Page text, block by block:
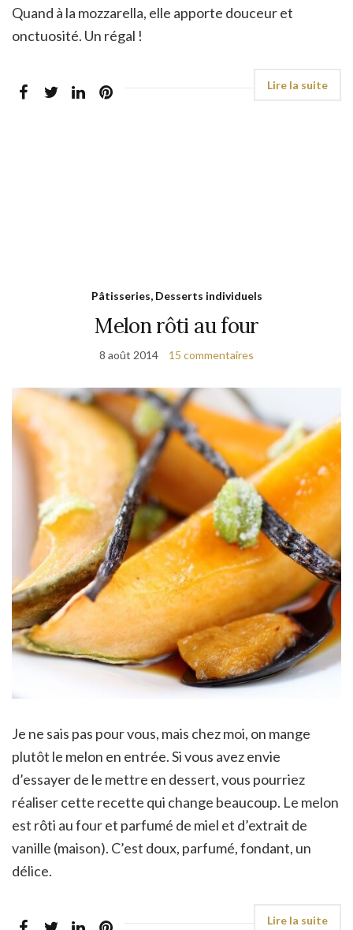
Quand à la mozzarella, elle apporte douceur et
onctuosité. Un régal !
Pâtisseries, Desserts individuels
Melon rôti au four
8 août 2014 15 commentaires
Je ne sais pas pour vous, mais chez moi, on mange
plutôt le melon en entrée. Si vous avez envie
d’essayer de le mettre en dessert, vous pourriez
réaliser cette recette qui change beaucoup. Le melon
est rôti au four et parfumé de miel et d’extrait de
vanille (maison). C’est doux, parfumé, fondant, un
délice.